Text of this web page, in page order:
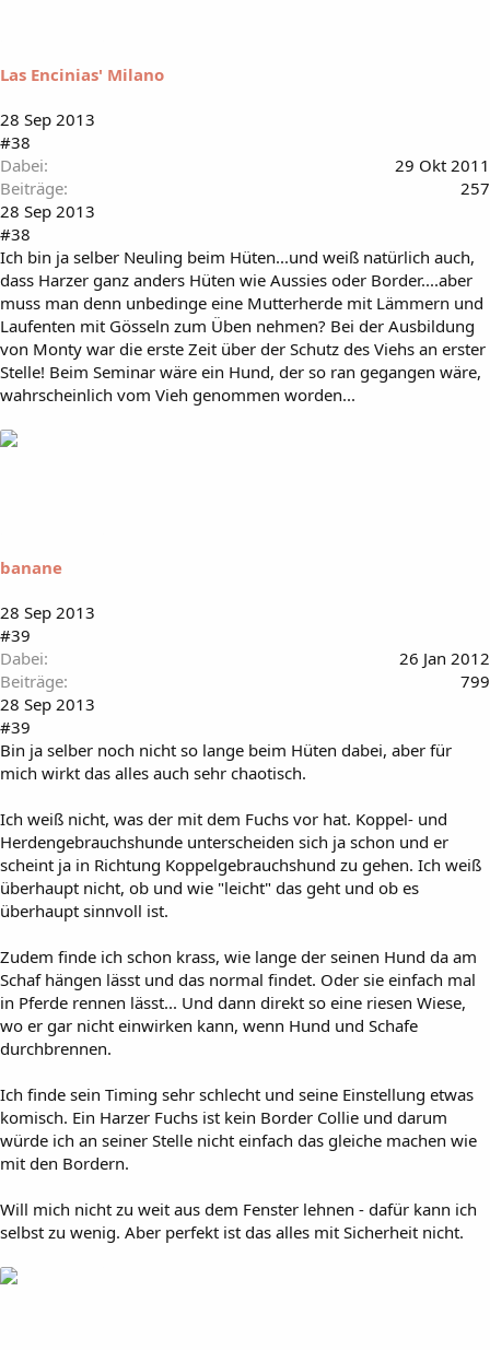
Las Encinias' Milano
28 Sep 2013
#38
Dabei
29 Okt 2011
Beiträge
257
28 Sep 2013
#38
Ich bin ja selber Neuling beim Hüten...und weiß natürlich auch,
dass Harzer ganz anders Hüten wie Aussies oder Border....aber
muss man denn unbedinge eine Mutterherde mit Lämmern und
Laufenten mit Gösseln zum Üben nehmen? Bei der Ausbildung
von Monty war die erste Zeit über der Schutz des Viehs an erster
Stelle! Beim Seminar wäre ein Hund, der so ran gegangen wäre,
wahrscheinlich vom Vieh genommen worden...
banane
28 Sep 2013
#39
Dabei
26 Jan 2012
Beiträge
799
28 Sep 2013
#39
Bin ja selber noch nicht so lange beim Hüten dabei, aber für
mich wirkt das alles auch sehr chaotisch.
Ich weiß nicht, was der mit dem Fuchs vor hat. Koppel- und
Herdengebrauchshunde unterscheiden sich ja schon und er
scheint ja in Richtung Koppelgebrauchshund zu gehen. Ich weiß
überhaupt nicht, ob und wie "leicht" das geht und ob es
überhaupt sinnvoll ist.
Zudem finde ich schon krass, wie lange der seinen Hund da am
Schaf hängen lässt und das normal findet. Oder sie einfach mal
in Pferde rennen lässt... Und dann direkt so eine riesen Wiese,
wo er gar nicht einwirken kann, wenn Hund und Schafe
durchbrennen.
Ich finde sein Timing sehr schlecht und seine Einstellung etwas
komisch. Ein Harzer Fuchs ist kein Border Collie und darum
würde ich an seiner Stelle nicht einfach das gleiche machen wie
mit den Bordern.
Will mich nicht zu weit aus dem Fenster lehnen - dafür kann ich
selbst zu wenig. Aber perfekt ist das alles mit Sicherheit nicht.